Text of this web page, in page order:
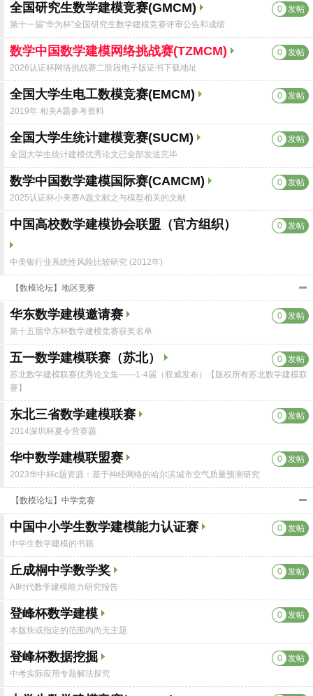
全国研究生数学建模竞赛(GMCM) 发帖
0
第十一届“华为杯”全国研究生数学建模竞赛评审公告和成绩
数学中国数学建模网络挑战赛(TZMCM) 发帖
0
2026认证杯网络挑战赛二阶段电子版证书下载地址
全国大学生电工数模竞赛(EMCM) 发帖
0
2019年 相关A题参考资料
全国大学生统计建模竞赛(SUCM) 发帖
0
全国大学生统计建模优秀论文已全部发送完毕
数学中国数学建模国际赛(CAMCM) 发帖
0
2025认证杯小美赛A题文献之与模型相关的文献
中国高校数学建模协会联盟（官方组织） 发帖
0
中美银行业系统性风险比较研究 (2012年)
【数模论坛】地区竞赛
华东数学建模邀请赛 发帖
0
第十五届华东杯数学建模竞赛获奖名单
五一数学建模联赛（苏北） 发帖
0
苏北数学建模联赛优秀论文集——1-4届（权威发布）【版权所有苏北数学建模联
赛】
东北三省数学建模联赛 发帖
0
2014深圳杯夏令营赛题
华中数学建模联盟赛 发帖
0
2023华中杯c题资源：基于神经网络的哈尔滨城市空气质量预测研究
【数模论坛】中学竞赛
中国中小学生数学建模能力认证赛 发帖
0
中学生数学建模的书籍
丘成桐中学数学奖 发帖
0
AI时代数学建模能力研究报告
登峰杯数学建模 发帖
0
本版块或指定的范围内尚无主题
登峰杯数据挖掘 发帖
0
中考实际应用专题解法探究